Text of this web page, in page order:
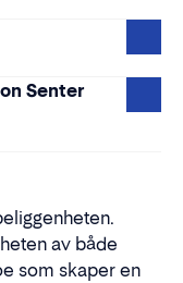
Senter
av både
som skaper en